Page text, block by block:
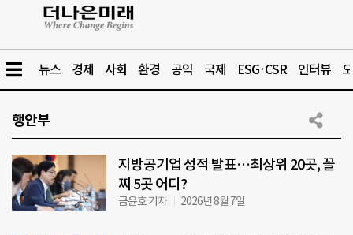
뉴스 경제 사회 환경 공익 국제 ESG·CSR 인터뷰
행안부
지방공기업 성적 발표…최상위 20곳, 꼴
찌 5곳 어디?
금윤호 기자 2026년 8월 7일